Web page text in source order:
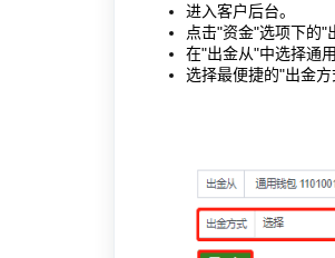
进入客户后台。
点击"资金"选项下的"
在"出金从"中选择通用
选择最便捷的"出金方